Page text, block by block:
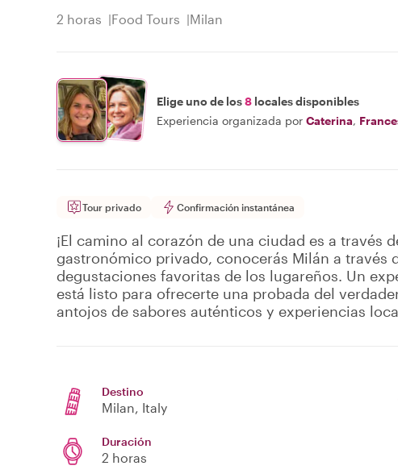
2 horas Food Tours Milan
Elige uno de los8 locales disponibles
Experiencia organizada por Caterina,
Tour privado Confirmación instantánea
¡El camino al corazón de una ciudad es a través
gastronómico privado, conocerás Milán a través
degustaciones favoritas de los lugareños. Un
está listo para ofrecerte una probada del
antojos de sabores auténticos y experiencias
Destino
Milan, Italy
Duración
2 horas